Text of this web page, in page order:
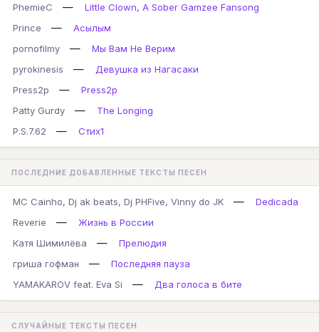
PhemieC
—
Little Clown, A Sober Gamzee Fansong
Prince
—
Асылым
pornofilmy
—
Мы Вам Не Верим
pyrokinesis
—
Девушка из Нагасаки
Press2p
—
Press2p
Patty Gurdy
—
The Longing
P.S.7.62
— Стих1
ПОСЛЕДНИЕ ДОБАВЛЕННЫЕ ТЕКСТЫ ПЕСЕН
MC Cainho, Dj ak beats, Dj PHFive, Vinny do JK —
Dedicada
Reverie
—
Жизнь в России
Катя Шимилёва
—
Прелюдия
гриша гофман
—
Последняя пауза
YAMAKAROV feat. Eva Si
— Два голоса в бите
СЛУЧАЙНЫЕ ТЕКСТЫ ПЕСЕН